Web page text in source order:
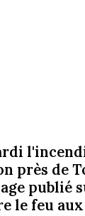
près de
publié
le feu